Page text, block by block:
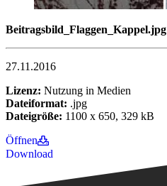
Beitragsbild_Flaggen_Kappel.jpg
27.11.2016
Lizenz: Nutzung in Medien
Dateiformat: .jpg
Dateigröße: 1100 x 650, 329 kB
Öffnen
Download